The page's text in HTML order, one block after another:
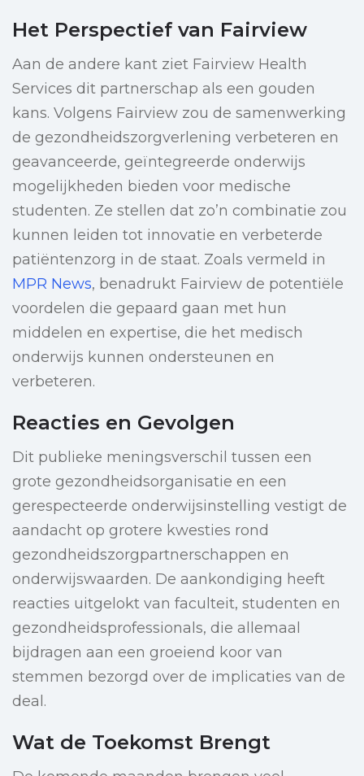
Het Perspectief van Fairview
Aan de andere kant ziet Fairview Health
Services dit partnerschap als een gouden
kans. Volgens Fairview zou de samenwerking
de gezondheidszorgverlening verbeteren en
geavanceerde, geïntegreerde onderwijs
mogelijkheden bieden voor medische
studenten. Ze stellen dat zo’n combinatie zou
kunnen leiden tot innovatie en verbeterde
patiëntenzorg in de staat. Zoals vermeld in
MPR News, benadrukt Fairview de potentiële
voordelen die gepaard gaan met hun
middelen en expertise, die het medisch
onderwijs kunnen ondersteunen en
verbeteren.
Reacties en Gevolgen
Dit publieke meningsverschil tussen een
grote gezondheidsorganisatie en een
gerespecteerde onderwijsinstelling vestigt de
aandacht op grotere kwesties rond
gezondheidszorgpartnerschappen en
onderwijswaarden. De aankondiging heeft
reacties uitgelokt van faculteit, studenten en
gezondheidsprofessionals, die allemaal
bijdragen aan een groeiend koor van
stemmen bezorgd over de implicaties van de
deal.
Wat de Toekomst Brengt